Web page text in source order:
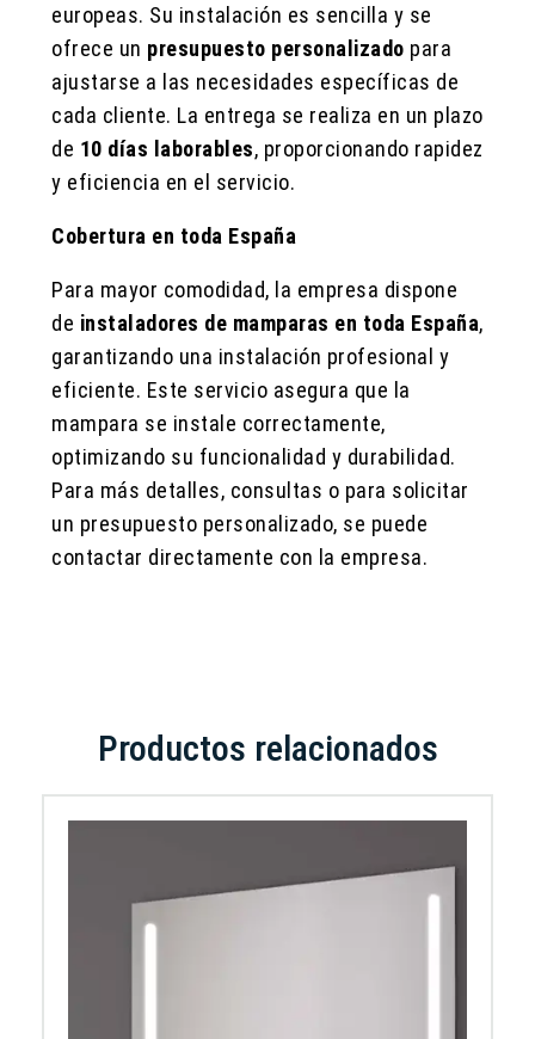
europeas. Su instalación es sencilla y se
ofrece un presupuesto personalizado para
ajustarse a las necesidades específicas de
cada cliente. La entrega se realiza en un plazo
de 10 días laborables, proporcionando rapidez
y eficiencia en el servicio.
Cobertura en toda España
Para mayor comodidad, la empresa dispone
de instaladores de mamparas en toda España,
garantizando una instalación profesional y
eficiente. Este servicio asegura que la
mampara se instale correctamente,
optimizando su funcionalidad y durabilidad.
Para más detalles, consultas o para solicitar
un presupuesto personalizado, se puede
contactar directamente con la empresa.
Productos relacionados